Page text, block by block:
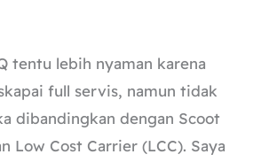
tentu lebih nyaman karena
full servis, namun tidak
dibandingkan dengan Scoot
Low Cost Carrier (LCC). Saya